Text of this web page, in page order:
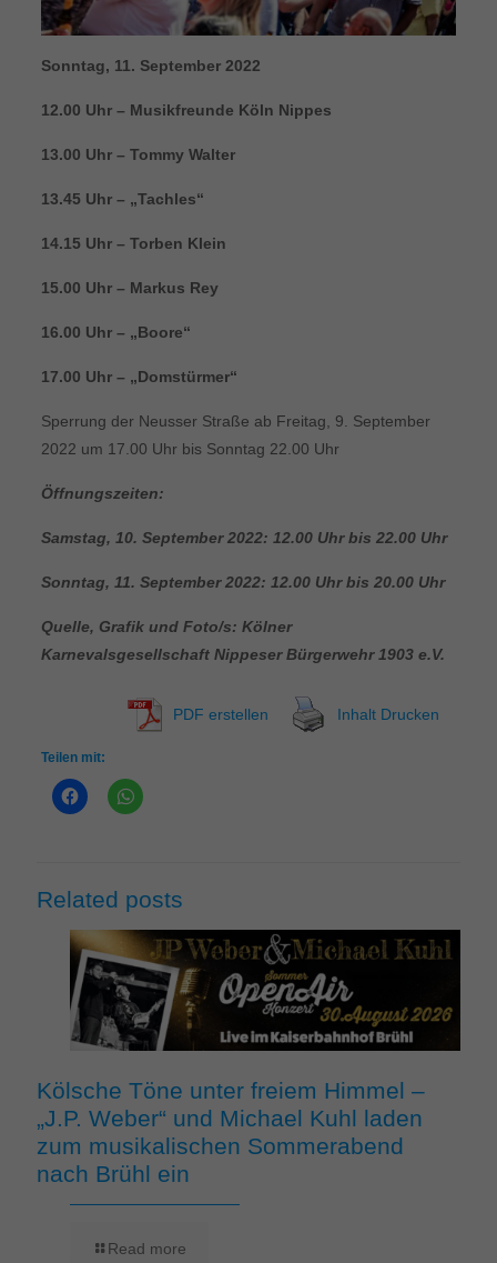
Sonntag, 11. September 2022
12.00 Uhr – Musikfreunde Köln Nippes
13.00 Uhr – Tommy Walter
13.45 Uhr – „Tachles“
14.15 Uhr – Torben Klein
15.00 Uhr – Markus Rey
16.00 Uhr – „Boore“
17.00 Uhr – „Domstürmer“
Sperrung der Neusser Straße ab Freitag, 9. September
2022 um 17.00 Uhr bis Sonntag 22.00 Uhr
Öffnungszeiten:
Samstag, 10. September 2022: 12.00 Uhr bis 22.00 Uhr
Sonntag, 11. September 2022: 12.00 Uhr bis 20.00 Uhr
Quelle, Grafik und Foto/s: Kölner
Karnevalsgesellschaft Nippeser Bürgerwehr 1903 e.V.
PDF erstellen Inhalt Drucken
Teilen mit:
Related posts
Kölsche Töne unter freiem Himmel –
„J.P. Weber“ und Michael Kuhl laden
zum musikalischen Sommerabend
nach Brühl ein
Read more